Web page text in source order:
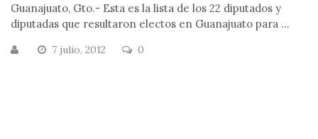
Guanajuato, Gto.- Esta es la lista de los 22 diputados y
diputadas que resultaron electos en Guanajuato para ...
7 julio, 2012 0